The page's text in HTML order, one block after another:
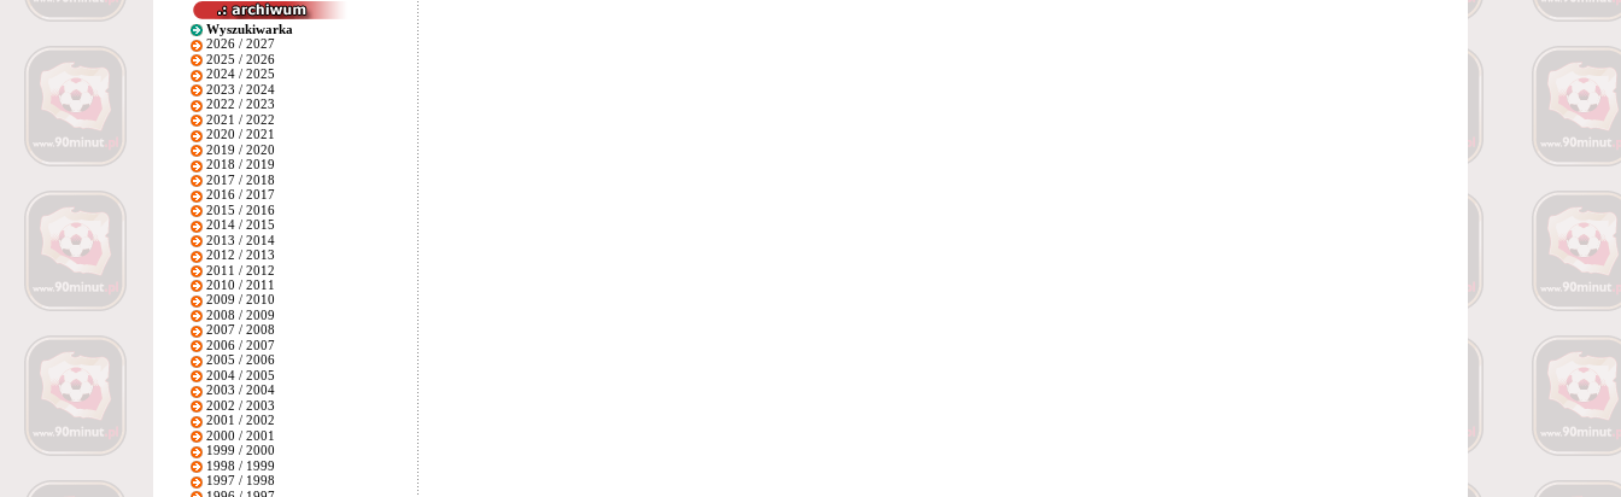
Wyszukiwarka
2026 / 2027
2025 / 2026
2024 / 2025
2023 / 2024
2022 / 2023
2021 / 2022
2020 / 2021
2019 / 2020
2018 / 2019
2017 / 2018
2016 / 2017
2015 / 2016
2014 / 2015
2013 / 2014
2012 / 2013
2011 / 2012
2010 / 2011
2009 / 2010
2008 / 2009
2007 / 2008
2006 / 2007
2005 / 2006
2004 / 2005
2003 / 2004
2002 / 2003
2001 / 2002
2000 / 2001
1999 / 2000
1998 / 1999
1997 / 1998